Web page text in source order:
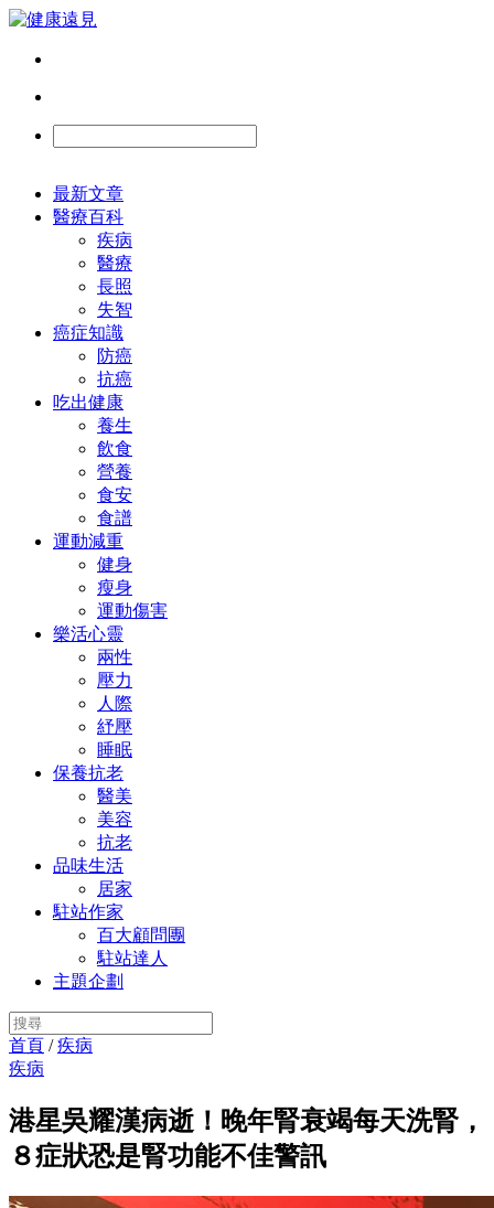
最新文章
醫療百科
疾病
醫療
長照
失智
癌症知識
防癌
抗癌
吃出健康
養生
飲食
營養
食安
食譜
運動減重
健身
瘦身
運動傷害
樂活心靈
兩性
壓力
人際
紓壓
睡眠
保養抗老
醫美
美容
抗老
品味生活
居家
駐站作家
百大顧問團
駐站達人
主題企劃
首頁 /疾病
疾病
港星吳耀漢病逝！晚年腎衰竭每天洗腎，
８症狀恐是腎功能不佳警訊